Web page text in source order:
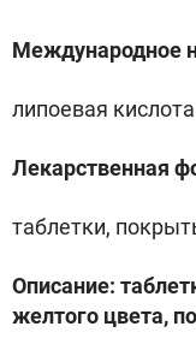
Международное
липоевая кислота
Лекарственная
таблетки,
Описание:
желтого цвета,